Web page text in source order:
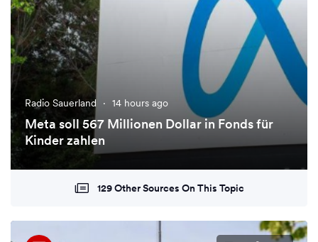
Radio Sauerland · 14 hours ago
Meta soll 567 Millionen Dollar in Fonds für
Kinder zahlen
129 Other Sources On This Topic